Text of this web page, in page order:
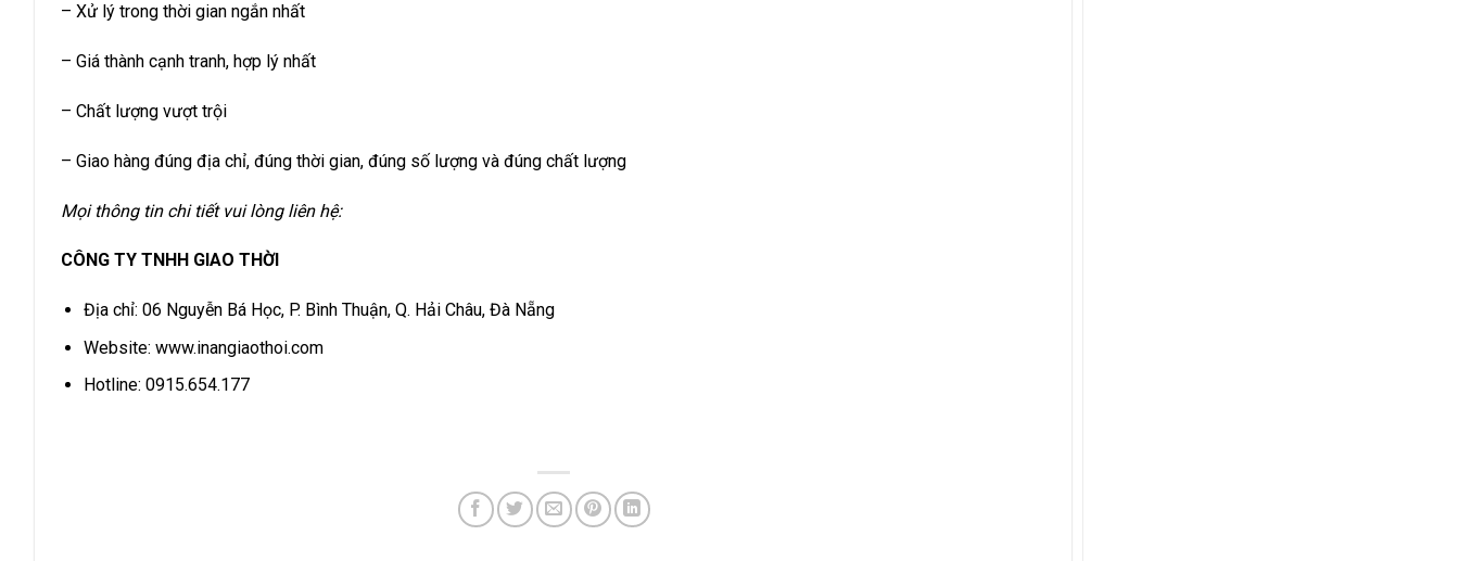
– Xử lý trong thời gian ngắn nhất
– Giá thành cạnh tranh, hợp lý nhất
– Chất lượng vượt trội
– Giao hàng đúng địa chỉ, đúng thời gian, đúng số lượng và đúng chất lượng
Mọi thông tin chi tiết vui lòng liên hệ:
CÔNG TY TNHH GIAO THỜI
Địa chỉ: 06 Nguyễn Bá Học, P. Bình Thuận, Q. Hải Châu, Đà Nẵng
Website: www.inangiaothoi.com
Hotline: 0915.654.177